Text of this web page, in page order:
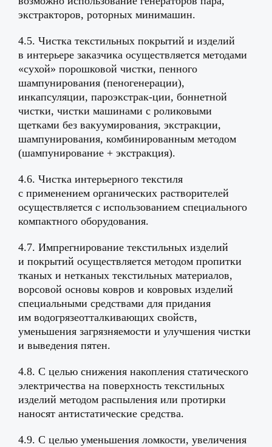
экстракторов, роторных минимашин.
4.5. Чистка текстильных покрытий и изделий
в интерьере заказчика осуществляется методами
«сухой» порошковой чистки, пенного
шампунирования (пеногенерации),
инкапсуляции, пароэкстрак-ции, боннетной
чистки, чистки машинами с роликовыми
щетками без вакуумирования, экстракции,
шампунирования, комбинированным методом
(шампунирование + экстракция).
4.6. Чистка интерьерного текстиля
с применением органических растворителей
осуществляется с использованием специального
компактного оборудования.
4.7. Импрегнирование текстильных изделий
и покрытий осуществляется методом пропитки
тканых и нетканых текстильных материалов,
ворсовой основы ковров и ковровых изделий
специальными средствами для придания
им водогрязеотталкивающих свойств,
уменьшения загрязняемости и улучшения чистки
и выведения пятен.
4.8. С целью снижения накопления статического
электричества на поверхность текстильных
изделий методом распыления или протирки
наносят антистатические средства.
4.9. С целью уменьшения ломкости, увеличения